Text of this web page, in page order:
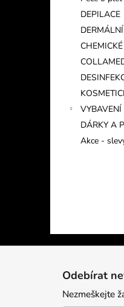
DEPILACE
DÁRKY A
Akce -
Odebírat
Nezmeškejte